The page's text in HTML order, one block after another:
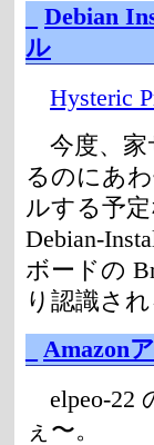
Debian
ル
Hysteric
今度、
るのにあ
ルする予
Debian-
ボードの
り認識さ
Amazon
elpeo-22
ぇ〜。